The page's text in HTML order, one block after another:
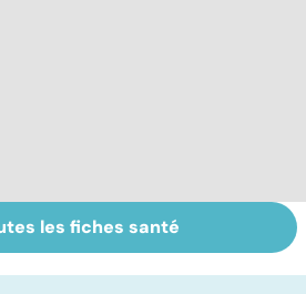
Inflammation des
amygdales : que
les fiches santé